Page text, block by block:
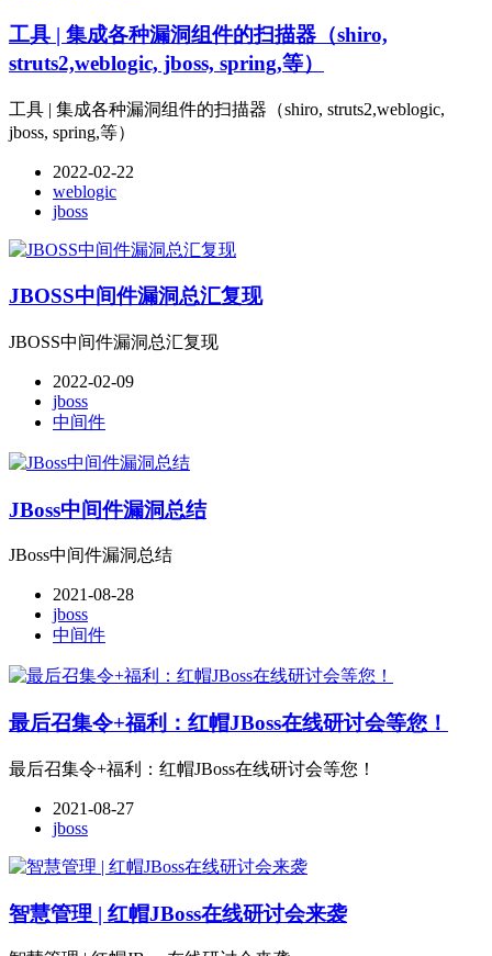
工具 | 集成各种漏洞组件的扫描器（shiro,
struts2,weblogic, jboss, spring,等）
工具 | 集成各种漏洞组件的扫描器（shiro, struts2,weblogic,
jboss, spring,等）
2022-02-22
weblogic
jboss
JBOSS中间件漏洞总汇复现
JBOSS中间件漏洞总汇复现
2022-02-09
jboss
中间件
JBoss中间件漏洞总结
JBoss中间件漏洞总结
2021-08-28
jboss
中间件
最后召集令+福利：红帽JBoss在线研讨会等您！
最后召集令+福利：红帽JBoss在线研讨会等您！
2021-08-27
jboss
智慧管理 | 红帽JBoss在线研讨会来袭